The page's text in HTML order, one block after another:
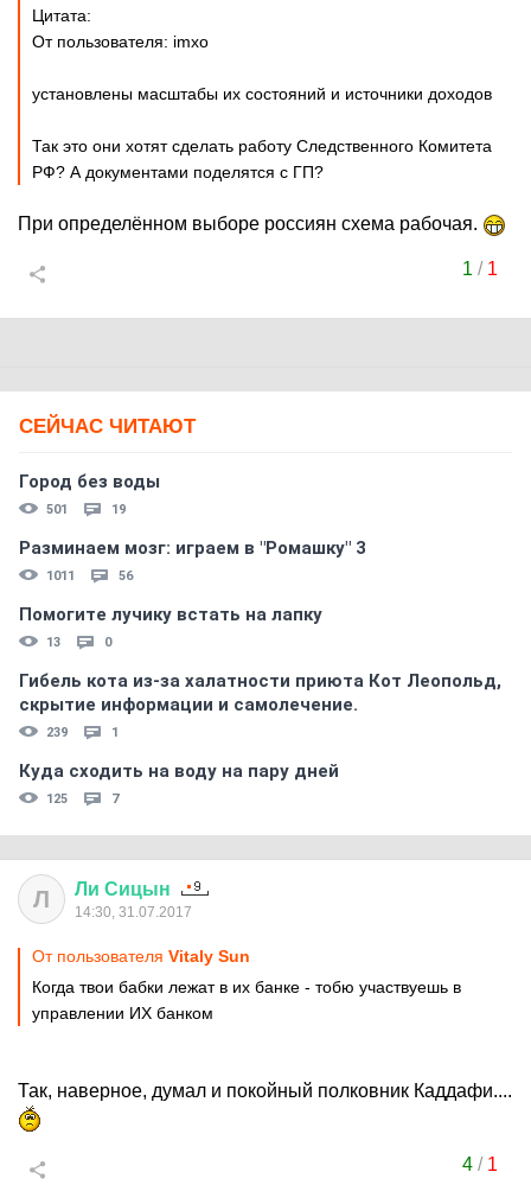
Цитата:
От пользователя: imxo
установлены масштабы их состояний и источники доходов
Так это они хотят сделать работу Следственного Комитета
РФ? А документами поделятся с ГП?
При определённом выборе россиян схема рабочая.
1 / 1
СЕЙЧАС ЧИТАЮТ
Город без воды
501 19
Разминаем мозг: играем в "Ромашку" 3
1011 56
Помогите лучику встать на лапку
13 0
Гибель кота из-за халатности приюта Кот Леопольд,
скрытиe информации и самолечение.
239 1
Куда сходить на воду на пару дней
125 7
Л Ли Сицын
14:30, 31.07.2017
От пользователя Vitaly Sun
Когда твои бабки лежат в их банке - тобю участвуешь в
управлении ИХ банком
Так, наверное, думал и покойный полковник Каддафи....
4/ 1